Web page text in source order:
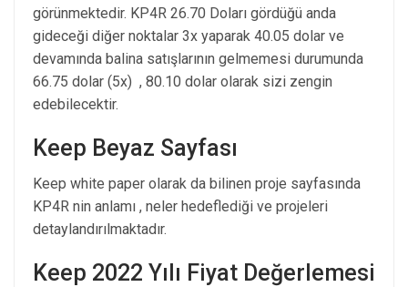
görünmektedir. KP4R 26.70 Doları gördüğü anda
gideceği diğer noktalar 3x yaparak 40.05 dolar ve
devamında balina satışlarının gelmemesi durumunda
66.75 dolar (5x) , 80.10 dolar olarak sizi zengin
edebilecektir.
Keep Beyaz Sayfası
Keep white paper olarak da bilinen proje sayfasında
KP4R nin anlamı , neler hedeflediği ve projeleri
detaylandırılmaktadır.
Keep 2022 Yılı Fiyat Değerlemesi